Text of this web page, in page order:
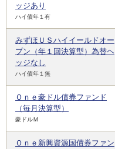
ッジあり
ハイ債年１有
みずほＵＳハイイールドオー
プン（年１回決算型）為替ヘ
ッジなし
ハイ債年１無
Ｏｎｅ豪ドル債券ファンド
（毎月決算型）
豪ドルＭ
Ｏｎｅ新興資源国債券ファン